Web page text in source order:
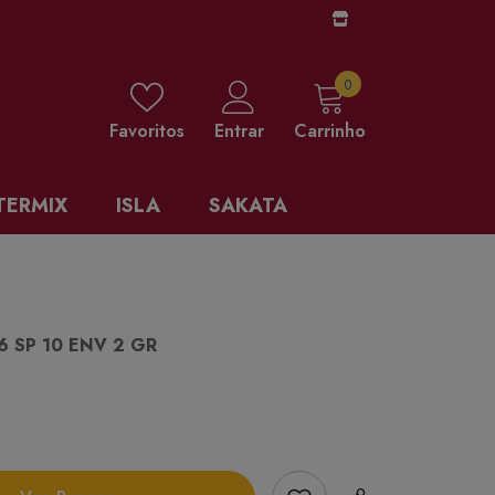
Favoritos Entrar Carrinho
00 items
ISLA SAKATA
SP 10 ENV 2 GR